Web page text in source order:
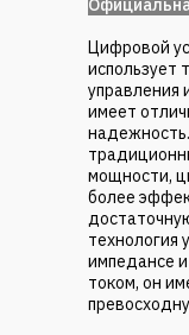
ㅤ
Цифровой
использует
управления
имеет
мощности,
более
технология
импедансе
током, он